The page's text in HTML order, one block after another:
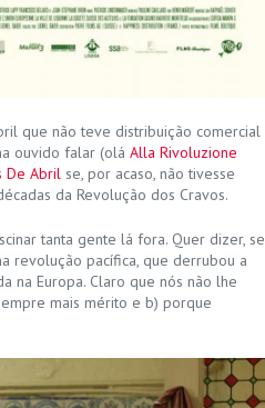
que não teve distribuição comercial
ouvido falar (olá Alla Rivoluzione
De Abril se, por acaso, não tivesse
da Revolução dos Cravos.
tanta gente lá fora. Quer dizer, se
revolução pacífica, que derrubou a
na Europa. Claro que nós não lhe
mais mérito e b) porque